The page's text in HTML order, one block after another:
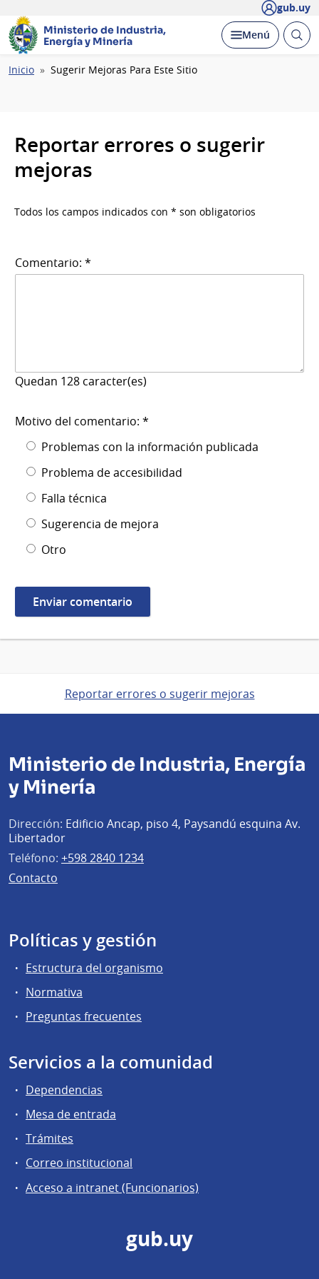
gub.uy
Ministerio de Industria,
Energía y Minería
Desplegar
Menú Abrir
Ruta
Inicio Sugerir Mejoras Para Este Sitio
Reportar errores o sugerir
mejoras
Todos los campos indicados con * son obligatorios
Comentario: *
Quedan 128 caracter(es)
Motivo del comentario: *
Problemas con la información publicada
Problema de accesibilidad
Falla técnica
Sugerencia de mejora
Otro
Reportar errores o sugerir mejoras
Ministerio de Industria, Energía
y Minería
Dirección: Edificio Ancap, piso 4, Paysandú esquina Av.
Libertador
Teléfono: +598 2840 1234
Contacto
Políticas y gestión
Estructura del organismo
Normativa
Preguntas frecuentes
Servicios a la comunidad
Dependencias
Mesa de entrada
Trámites
Correo institucional
Acceso a intranet (Funcionarios)
gub.uy